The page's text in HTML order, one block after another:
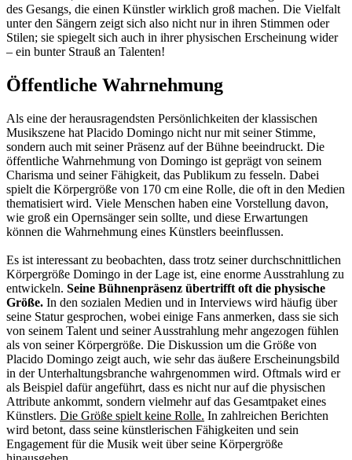
des Gesangs, die einen Künstler wirklich groß machen. Die Vielfalt
unter den Sängern zeigt sich also nicht nur in ihren Stimmen oder
Stilen; sie spiegelt sich auch in ihrer physischen Erscheinung wider
– ein bunter Strauß an Talenten!
Öffentliche Wahrnehmung
Als eine der herausragendsten Persönlichkeiten der klassischen
Musikszene hat Placido Domingo nicht nur mit seiner Stimme,
sondern auch mit seiner Präsenz auf der Bühne beeindruckt. Die
öffentliche Wahrnehmung von Domingo ist geprägt von seinem
Charisma und seiner Fähigkeit, das Publikum zu fesseln. Dabei
spielt die Körpergröße von 170 cm eine Rolle, die oft in den Medien
thematisiert wird. Viele Menschen haben eine Vorstellung davon,
wie groß ein Opernsänger sein sollte, und diese Erwartungen
können die Wahrnehmung eines Künstlers beeinflussen.
Es ist interessant zu beobachten, dass trotz seiner durchschnittlichen
Körpergröße Domingo in der Lage ist, eine enorme Ausstrahlung zu
entwickeln. Seine Bühnenpräsenz übertrifft oft die physische
Größe. In den sozialen Medien und in Interviews wird häufig über
seine Statur gesprochen, wobei einige Fans anmerken, dass sie sich
von seinem Talent und seiner Ausstrahlung mehr angezogen fühlen
als von seiner Körpergröße. Die Diskussion um die Größe von
Placido Domingo zeigt auch, wie sehr das äußere Erscheinungsbild
in der Unterhaltungsbranche wahrgenommen wird. Oftmals wird er
als Beispiel dafür angeführt, dass es nicht nur auf die physischen
Attribute ankommt, sondern vielmehr auf das Gesamtpaket eines
Künstlers. Die Größe spielt keine Rolle. In zahlreichen Berichten
wird betont, dass seine künstlerischen Fähigkeiten und sein
Engagement für die Musik weit über seine Körpergröße